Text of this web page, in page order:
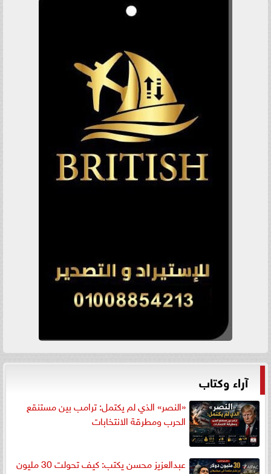
آراء وكتاب
«النصر» الذي لم يكتمل: ترامب بين مستنقع
الحرب ومطرقة الانتخابات
عبدالعزيز محسن يكتب: كيف تحولت 30 مليون